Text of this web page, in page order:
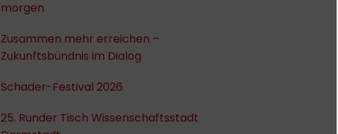
morgen
Zusammen mehr erreichen –
Zukunftsbündnis im Dialog
Schader-Festival 2026
25. Runder Tisch Wissenschaftsstadt